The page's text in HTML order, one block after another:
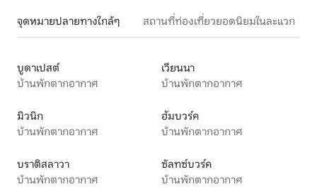
จุดหมายปลายทางใกล้ๆ สถานที่ท่องเที่ยวยอดนิยมในละแวก
บูดาเปสต์
บ้านพักตากอากาศ
เวียนนา
บ้านพักตากอากาศ
มิวนิก
บ้านพักตากอากาศ
ฮัมบวร์ค
บ้านพักตากอากาศ
บราติสลาวา
บ้านพักตากอากาศ
ซัลทซ์บวร์ค
บ้านพักตากอากาศ